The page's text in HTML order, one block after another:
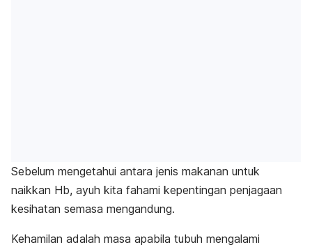
Sebelum mengetahui antara jenis makanan untuk
naikkan Hb, ayuh kita fahami kepentingan penjagaan
kesihatan semasa mengandung.
Kehamilan adalah masa apabila tubuh mengalami